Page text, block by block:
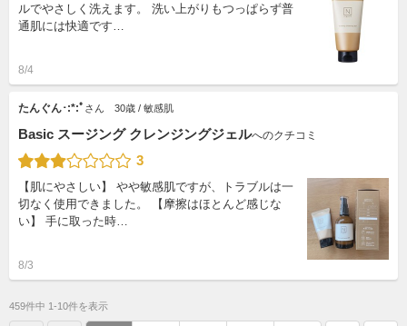
ルでやさしく洗えます。 洗い上がりもつっぱらず普
通肌には快適です…
8/4
たんぐん･:*:ﾟ さん 30歳 / 敏感肌
Basic スージング クレンジングジェルへのクチコミ
3
【肌にやさしい】 やや敏感肌ですが、トラブルは一
切なく使用できました。 【摩擦はほとんど感じな
い】 手に取った時…
8/3
459件中 1-10件を表示